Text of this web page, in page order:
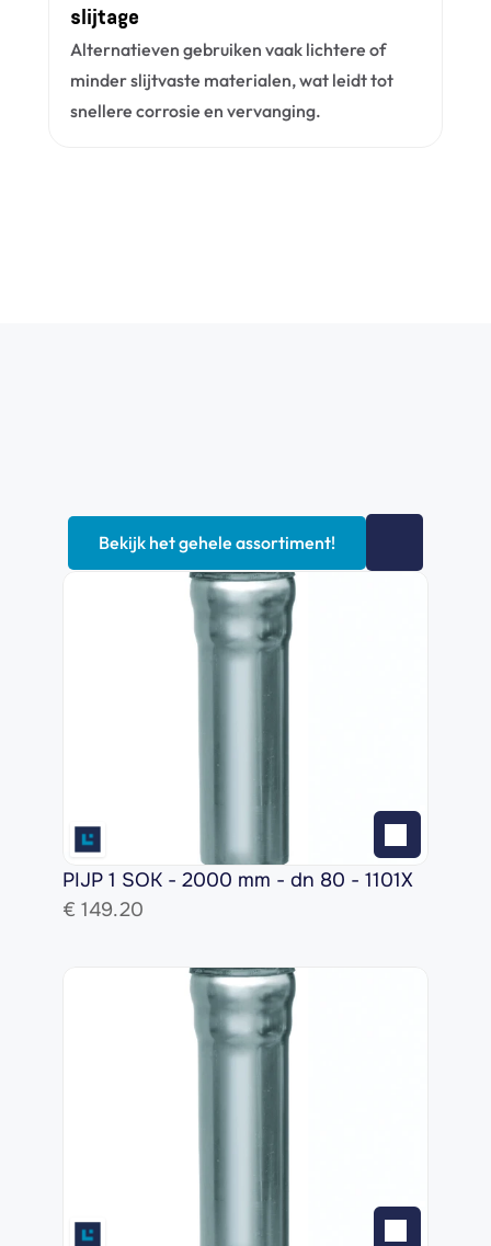
slijtage
Alternatieven gebruiken vaak lichtere of
minder slijtvaste materialen, wat leidt tot
snellere corrosie en vervanging.
Bekijk het gehele assortiment!
PIJP 1 SOK - 2000 mm - dn 80 - 1101X
€ 149.20